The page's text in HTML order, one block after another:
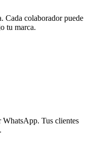
Cada colaborador puede
tu marca.
WhatsApp. Tus clientes